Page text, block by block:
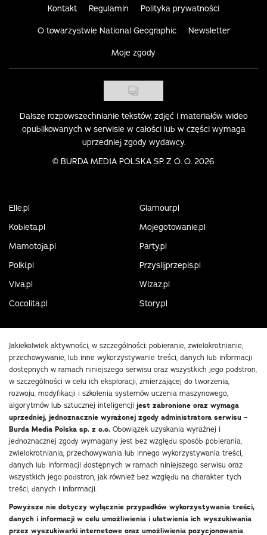
Kontakt Regulamin Polityka prywatności
O towarzystwie National Geographic Newsletter
Moje zgody
Dalsze rozpowszechnianie tekstów, zdjęć i materiałów wideo
opublikowanych w serwisie w całości lub w części wymaga
uprzedniej zgody wydawcy.
© BURDA MEDIA POLSKA SP. Z O. O. 2026
Elle.pl
Glamour.pl
Kobieta.pl
Mojegotowanie.pl
Mamotoja.pl
Party.pl
Polki.pl
Przyslijprzepis.pl
Viva.pl
Wizaz.pl
Cocolita.pl
Story.pl
Jakiekolwiek aktywności, w szczególności: pobieranie, zwielokrotnianie,
przechowywanie, lub inne wykorzystywanie treści, danych lub informacji
dostępnych w ramach niniejszego serwisu oraz wszystkich jego podstron,
w szczególności w celu ich eksploracji, zmierzającej do tworzenia,
rozwoju, modyfikacji i szkolenia systemów uczenia maszynowego,
algorytmów lub sztucznej inteligencji jest zabronione oraz wymaga
uprzedniej, jednoznacznie wyrażonej zgody administratora serwisu –
Burda Media Polska sp. z o.o. Obowiązek uzyskania wyraźnej i
jednoznacznej zgody wymagany jest bez względu sposób pobierania,
zwielokrotniania, przechowywania lub innego wykorzystywania treści,
danych lub informacji dostępnych w ramach niniejszego serwisu oraz
wszystkich jego podstron, jak również bez względu na charakter tych
treści, danych i informacji.
Powyższe nie dotyczy wyłącznie przypadków wykorzystywania treści,
danych i informacji w celu umożliwienia i ułatwienia ich wyszukiwania
przez wyszukiwarki internetowe oraz umożliwienia pozycjonowania